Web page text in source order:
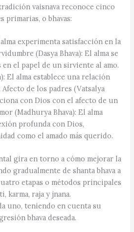
vaisnava reconoce cinco
primarias, o bhavas:
alma experimenta satisfacción en la
(Dasya Bhava): El alma se
el papel de un sirviente al amo.
El alma establece una relación
de los padres (Vatsalya
con Dios con el afecto de un
(Madhurya Bhava): El alma
profunda con Dios,
como el amado más querido.
gira en torno a cómo mejorar la
gradualmente de shanta bhava a
etapas o métodos principales
karma, raja y jnana.
uno, teniendo en cuenta su
bhava deseada.